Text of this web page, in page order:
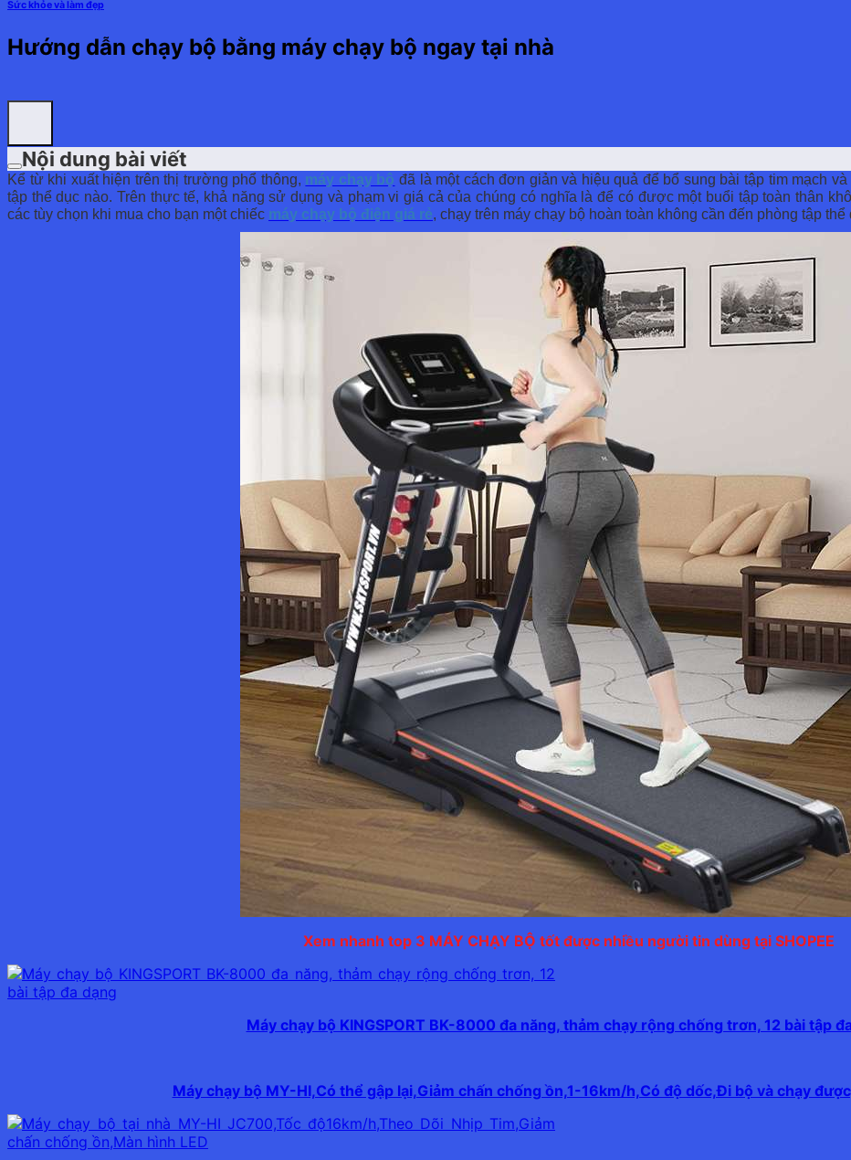
Sức khỏe và làm đẹp
Hướng dẫn chạy bộ bằng máy chạy bộ ngay tại nhà
Nội dung bài viết
Kể từ khi xuất hiện trên thị trường phổ thông, máy c hạy bộ đã là một cách đơn giản và hiệu quả để bổ sung bài tập tim mạch
tập thể dục nào. Trên thực tế, khả năng sử dụng và phạm vi giá cả của chúng có nghĩa là để có được một buổi tập toàn thân
các tùy chọn khi mua cho bạn một chiếc máy chạy bộ điện giá rẻ, chạy trên máy chạy bộ hoàn toàn không cần đến phòng tập thể
Xem nhanh top 3 MÁY CHẠY BỘ tốt được nhiều người tin dùng tại SHOPEE
Máy chạy bộ KINGSPORT BK-8000 đa năng, thảm chạy rộng chống trơn, 12 bài tập
Máy chạy bộ MY-HI,Có thể gập lại,Giảm chấn chống ồn,1-16km/h,Có độ dốc,Đi bộ và chạy